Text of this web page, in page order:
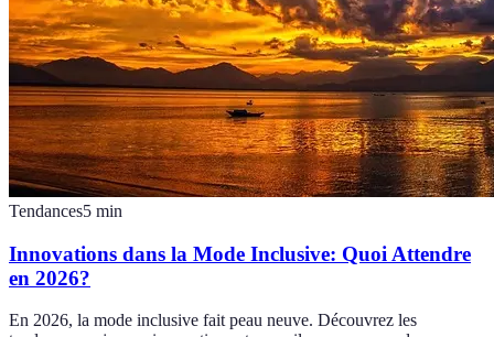
Tendances5 min
Innovations dans la Mode Inclusive: Quoi Attendre
en 2026?
En 2026, la mode inclusive fait peau neuve. Découvrez les